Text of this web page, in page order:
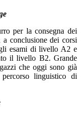
per la consegna dei
conclusione dei corsi
esami di livello A2 e
il livello B2. Grande
che oggi sono già
linguistico di